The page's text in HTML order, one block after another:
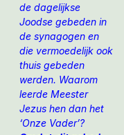
de dagelijkse
Joodse gebeden in
de synagogen en
die vermoedelijk ook
thuis gebeden
werden. Waarom
leerde Meester
Jezus hen dan het
‘Onze Vader’?